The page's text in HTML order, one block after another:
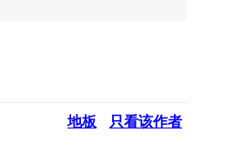
地板 只看该作者